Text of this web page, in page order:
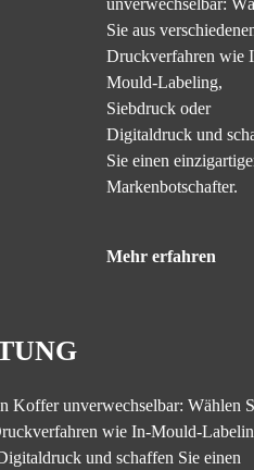
Sie aus
Druckverfahren wie
Mould-Labeling,
Siebdruck oder
Digitaldruck und
Sie einen
Markenbotschafter.
Mehr erfahren
Koffer unverwechselbar: Wählen
wie In-Mould-
und schaffen Sie einen